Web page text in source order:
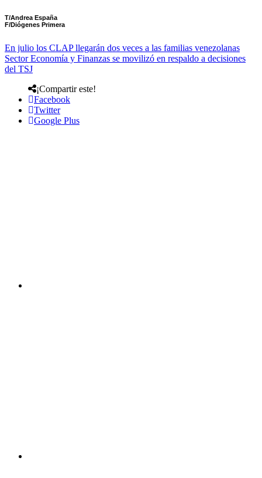
T/Andrea España
F/Diógenes Primera
En julio los CLAP llegarán dos veces a las familias venezolanas
Sector Economía y Finanzas se movilizó en respaldo a decisiones
del TSJ
¡Compartir este!
Facebook
Twitter
Google Plus